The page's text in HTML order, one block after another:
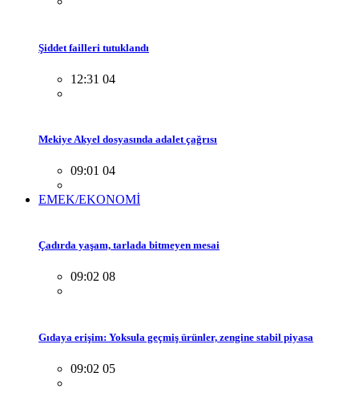
Şiddet failleri tutuklandı
12:31 04
Mekiye Akyel dosyasında adalet çağrısı
09:01 04
EMEK/EKONOMİ
Çadırda yaşam, tarlada bitmeyen mesai
09:02 08
Gıdaya erişim: Yoksula geçmiş ürünler, zengine stabil piyasa
09:02 05